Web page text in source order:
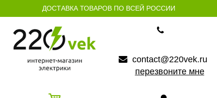
ДОСТАВКА ТОВАРОВ ПО ВСЕЙ РОССИИ
contact@220vek.ru
перезвоните мне